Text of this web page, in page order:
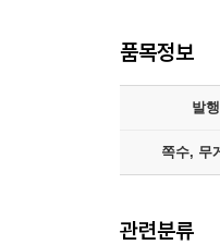
품목정보
발
쪽수, 무
관련분류